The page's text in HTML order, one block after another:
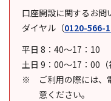
口座開設に関するお問
ダイヤル （0120-566-
平日 8：40～17：10
土日 9：00～17：00（
ご利用の際には、
意ください。